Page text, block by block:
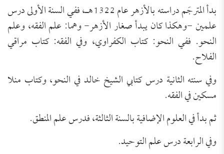
بدأ المترجَم دراسته بالأزهر عام 1322هـ، ففي السنة الأولى درس
علمين -وهكذا كان يبدأ صغار الأزهر- وهما: علم الفقه، وعلم
النحو. ففي النحو: كتاب الكفراوي، وفي الفقه: كتاب مراقي
الفلاح.
وفي سنته الثانية درس كتابي الشيخ خالد في النحو، وكتاب منلا
مسكين في الفقه.
ثم بدأ في العلوم الإضافية بالسنة الثالثة، فدرس علم المنطق.
وفي الرابعة درس علم التوحيد.